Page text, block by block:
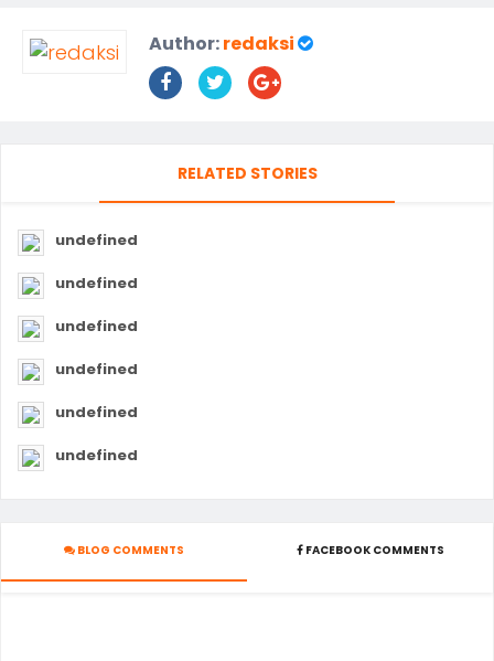
Author:redaksi
RELATED STORIES
undefined
undefined
undefined
undefined
undefined
undefined
BLOG COMMENTS FACEBOOK COMMENTS